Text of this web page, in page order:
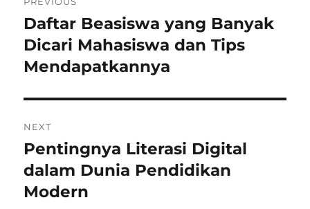
pos
Previous
post:
Daftar Beasiswa yang Banyak
Dicari Mahasiswa dan Tips
Mendapatkannya
NEXT
Next
post:
Pentingnya Literasi Digital
dalam Dunia Pendidikan
Modern